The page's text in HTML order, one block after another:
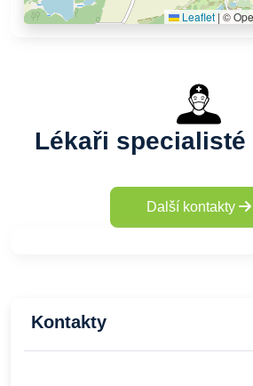
Leaflet | ©
Lékaři specialisté
Další kontakty
Kontakty